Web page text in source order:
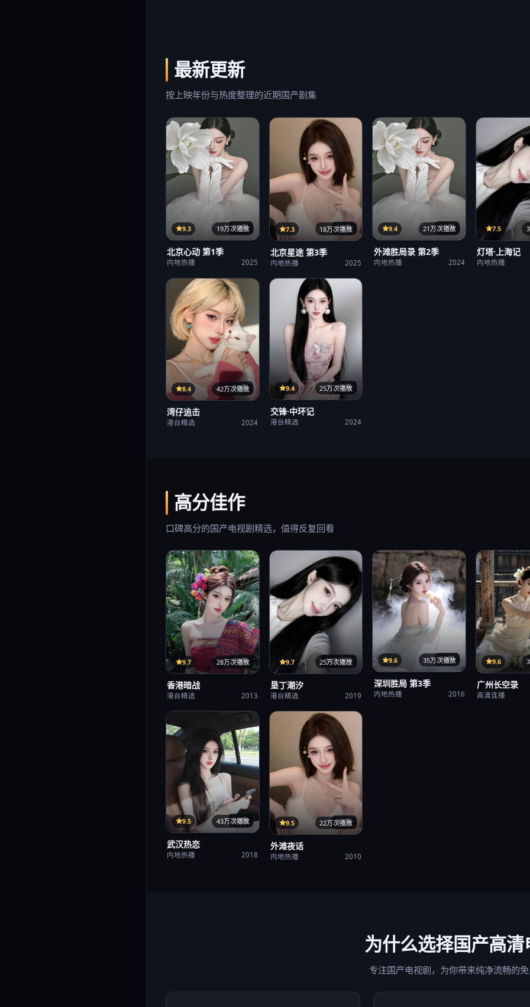
最新更新
按上映年份与热度整理的近期国产剧集
32集
9.3 19万次播放
北京心动 第1季
内地热播 2025
25集
7.3 18万次播放
北京星途 第3季
内地热播 2025
21集
9.4 21万次播放
外滩胜局录 第2季
内地热播 2024
7.5
灯塔·上海记
内地热播
38集
8.4 42万次播放
湾仔追击
港台精选 2024
15集
9.4 25万次播放
交锋·中环记
港台精选 2024
高分佳作
口碑高分的国产电视剧精选，值得反复回看
33集
9.7 28万次播放
香港暗战
港台精选 2013
107分钟
9.7 25万次播放
垦丁潮汐
港台精选 2019
32集
9.6 35万次播放
深圳胜局 第3季
内地热播 2016
9.6
广州长空录
高清连播
35集
9.5 43万次播放
武汉热恋
内地热播 2018
37集
9.5 22万次播放
外滩夜话
内地热播 2010
为什么选择国产高清
专注国产电视剧，为你带来纯净流畅的